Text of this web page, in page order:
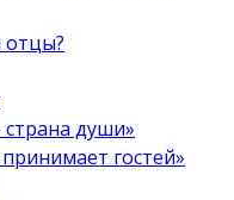
отцы?
страна души»
гостей»